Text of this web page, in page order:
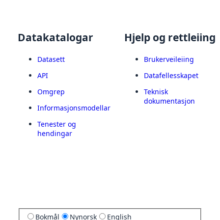
Datakatalogar
Datasett
API
Omgrep
Informasjonsmodellar
Tenester og
hendingar
Hjelp og rettleiing
Brukerveileiing
Datafellesskapet
Teknisk
dokumentasjon
Bokmål Nynorsk English